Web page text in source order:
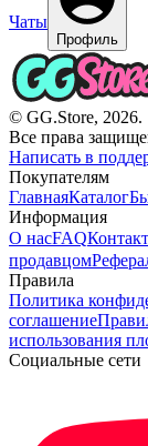
Чаты
Профиль
© GG.Store, 2026.
Все права
Написать в
Покупателям
ГлавнаяКаталог
Информация
О насFAQ
продавцом
Правила
Политика
соглашение
использования
Социальные сети